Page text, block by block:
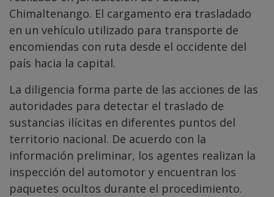
Chimaltenango. El cargamento era trasladado
en un vehículo utilizado para transporte de
encomiendas con ruta desde el occidente del
país hacia la capital.
La diligencia forma parte de las acciones de las
autoridades para detectar el traslado de
sustancias ilícitas en diferentes puntos del
territorio nacional. De acuerdo con la
información preliminar, los agentes realizan la
inspección del automotor y encuentran los
paquetes ocultos durante el procedimiento.